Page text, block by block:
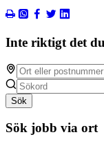
Inte riktigt det
Sök
Sök jobb via ort